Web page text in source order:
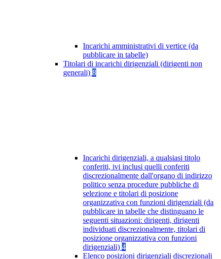
Incarichi amministrativi di vertice (da
pubblicare in tabelle)
Titolari di incarichi dirigenziali (dirigenti non
generali) 8
Incarichi dirigenziali, a qualsiasi titolo
conferiti, ivi inclusi quelli conferiti
discrezionalmente dall'organo di indirizzo
politico senza procedure pubbliche di
selezione e titolari di posizione
organizzativa con funzioni dirigenziali (da
pubblicare in tabelle che distinguano le
seguenti situazioni: dirigenti, dirigenti
individuati discrezionalmente, titolari di
posizione organizzativa con funzioni
dirigenziali) 4
Elenco posizioni dirigenziali discrezionali